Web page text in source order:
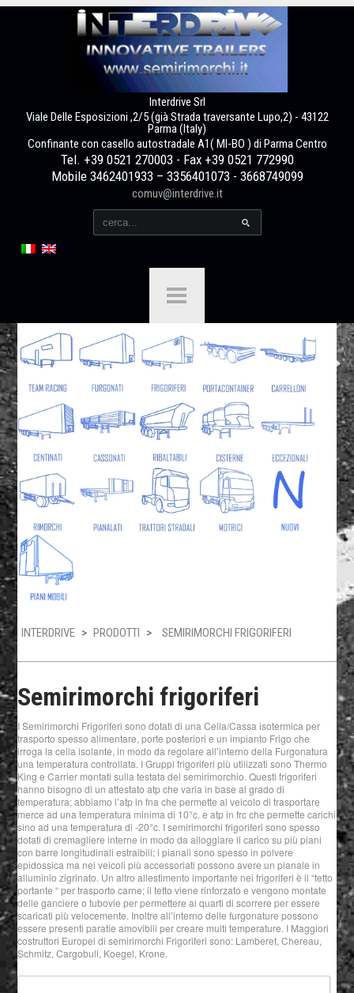
Interdrive Srl
Viale Delle Esposizioni ,2/5 (già Strada traversante Lupo,2) - 43122
Parma (Italy)
Confinante con casello autostradale A1( MI-BO ) di Parma Centro
Tel. +39 0521 270003 - Fax +39 0521 772990
Mobile 3462401933 – 3356401073 - 3668749099
comuv@interdrive.it
INTERDRIVE > PRODOTTI > SEMIRIMORCHI FRIGORIFERI
Semirimorchi frigoriferi
I Semirimorchi Frigoriferi sono dotati di una Cella/Cassa isotermica per
trasporto spesso alimentare, porte posteriori e un impianto Frigo che
irroga la cella isolante, in modo da regolare all’interno della Furgonatura
una temperatura controllata. I Gruppi frigoriferi più utilizzati sono Thermo
King e Carrier montati sulla testata del semirimorchio. Questi frigoriferi
hanno bisogno di un attestato atp che varia in base al grado di
temperatura; abbiamo l’atp in fna che permette al veicolo di trasportare
merce ad una temperatura minima di 10°c. e atp in frc che permette carichi
sino ad una temperatura di -20°c. I semirimorchi frigoriferi sono spesso
dotati di cremagliere interne in modo da alloggiare il carico su più piani
con barre longitudinali estraibili; i pianali sono spesso in polvere
epidossica ma nei veicoli più accessoriati possono avere un pianale in
alluminio zigrinato. Un altro allestimento importante nei frigoriferi è il “tetto
portante “ per trasporto carne; il tetto viene rinforzato e vengono montate
delle ganciere o tubovie per permettere ai quarti di scorrere per essere
scaricati più velocemente. Inoltre all’interno delle furgonature possono
essere presenti paratie amovibili per creare multi temperature. I Maggiori
costruttori Europei di semirimorchi Frigoriferi sono: Lamberet, Chereau,
Schmitz, Cargobull, Koegel, Krone.